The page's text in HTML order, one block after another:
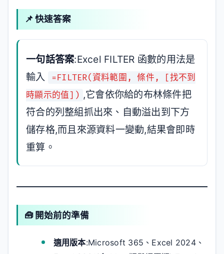
📌 快速答案
一句話答案:Excel FILTER 函數的用法是
輸入
=FILTER(資料範圍, 條件, [找不到
時顯示的值]) ,它會依你給的布林條件把
符合的列整組抓出來、自動溢出到下方
儲存格,而且來源資料一變動,結果會即時
重算。
🧰 開始前的準備
適用版本:Microsoft 365、Excel 2024、